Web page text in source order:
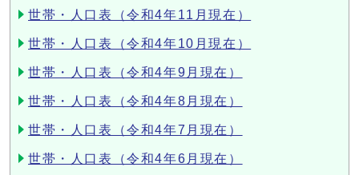
世帯・人口表（令和4年11月現在）
世帯・人口表（令和4年10月現在）
世帯・人口表（令和4年9月現在）
世帯・人口表（令和4年8月現在）
世帯・人口表（令和4年7月現在）
世帯・人口表（令和4年6月現在）